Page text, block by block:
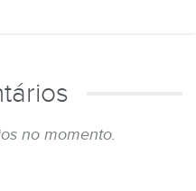
no momento.